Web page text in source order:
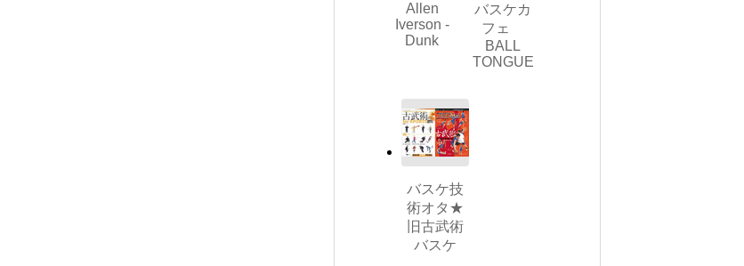
Allen
Iverson -
Dunk
バスケカ
フェ
BALL
TONGUE
バスケ技
術オタ★
旧古武術
バスケ